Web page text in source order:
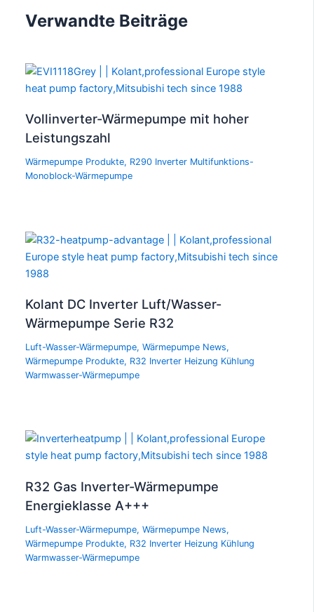
Verwandte Beiträge
Vollinverter-Wärmepumpe mit hoher
Leistungszahl
Wärmepumpe Produkte, R290 Inverter Multifunktions-
Monoblock-Wärmepumpe
Kolant DC Inverter Luft/Wasser-
Wärmepumpe Serie R32
Luft-Wasser-Wärmepumpe,Wärmepumpe News,
Wärmepumpe Produkte, R32 Inverter Heizung Kühlung
Warmwasser-Wärmepumpe
R32 Gas Inverter-Wärmepumpe
Energieklasse A+++
Luft-Wasser-Wärmepumpe,Wärmepumpe News,
Wärmepumpe Produkte, R32 Inverter Heizung Kühlung
Warmwasser-Wärmepumpe